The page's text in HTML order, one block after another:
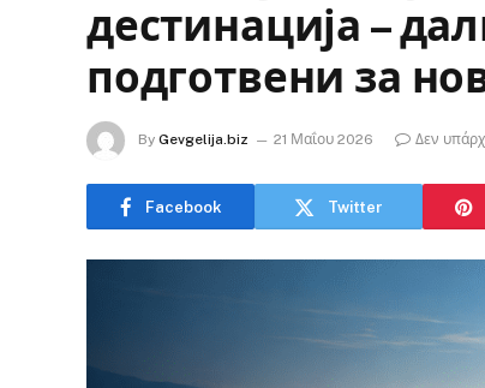
дестинација –
подготвени за
By Gevgelija.biz 21 Μαΐου 2026 Δεν
Facebook Twitter